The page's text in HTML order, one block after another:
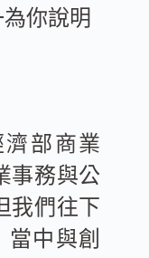
你說明
部商業
事務與公
我們往下
當中與創